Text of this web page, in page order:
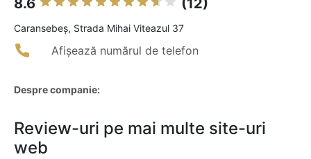
8.6 (12)
Caransebeş, Strada Mihai Viteazul 37
Afișează numărul de telefon
Despre companie:
Review-uri pe mai multe site-uri
web